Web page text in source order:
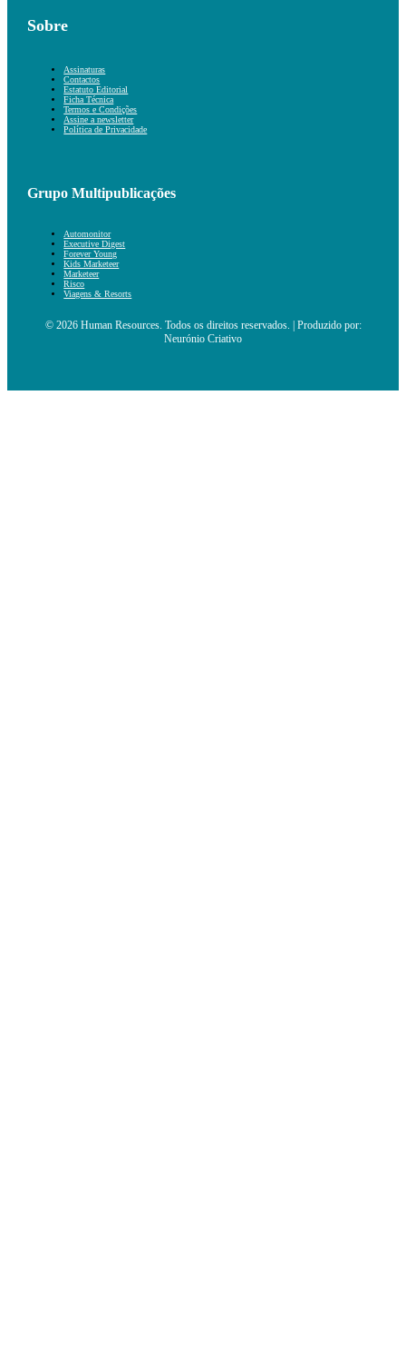
Sobre
Assinaturas
Contactos
Estatuto Editorial
Ficha Técnica
Termos e Condições
Assine a newsletter
Política de Privacidade
Grupo Multipublicações
Automonitor
Executive Digest
Forever Young
Kids Marketeer
Marketeer
Risco
Viagens & Resorts
© 2026 Human Resources. Todos os direitos reservados. | Produzido por:
Neurónio Criativo